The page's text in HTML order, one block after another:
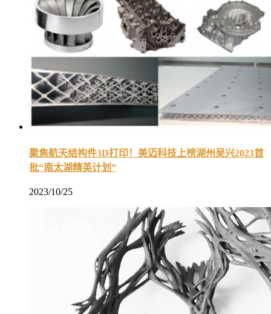
聚焦航天结构件3D打印！美迈科技上榜湖州吴兴2023首
批“南太湖精英计划”
2023/10/25